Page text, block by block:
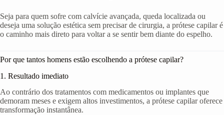
Seja para quem sofre com calvície avançada, queda localizada ou
deseja uma solução estética sem precisar de cirurgia, a prótese capilar é
o caminho mais direto para voltar a se sentir bem diante do espelho.
Por que tantos homens estão escolhendo a prótese capilar?
1. Resultado imediato
Ao contrário dos tratamentos com medicamentos ou implantes que
demoram meses e exigem altos investimentos, a prótese capilar oferece
transformação instantânea.